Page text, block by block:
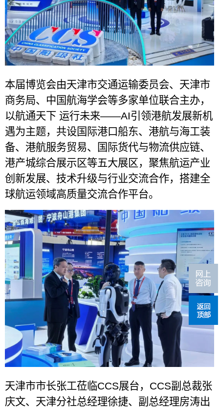
本届博览会由天津市交通运输委员会、天津市
商务局、中国航海学会等多家单位联合主办，
以航通天下 运行未来——AI引领港航发展新机
遇为主题，共设国际港口船东、港航与海工装
备、港航服务贸易、国际货代与物流供应链、
港产城综合展示区等五大展区，聚焦航运产业
创新发展、技术升级与行业交流合作，搭建全
球航运领域高质量交流合作平台。
天津市市长张工莅临CCS展台， CCS副总裁张
庆文、天津分社总经理徐捷、副总经理房涛出